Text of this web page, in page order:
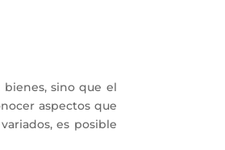
sino que el
aspectos que
es posible